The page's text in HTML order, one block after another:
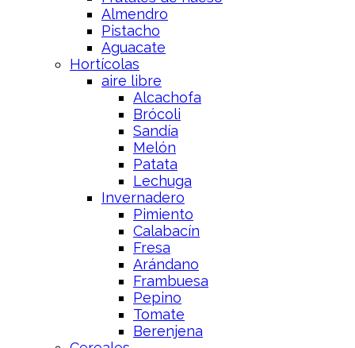
Almendro
Pistacho
Aguacate
Hortícolas
aire libre
Alcachofa
Brócoli
Sandía
Melón
Patata
Lechuga
Invernadero
Pimiento
Calabacín
Fresa
Arándano
Frambuesa
Pepino
Tomate
Berenjena